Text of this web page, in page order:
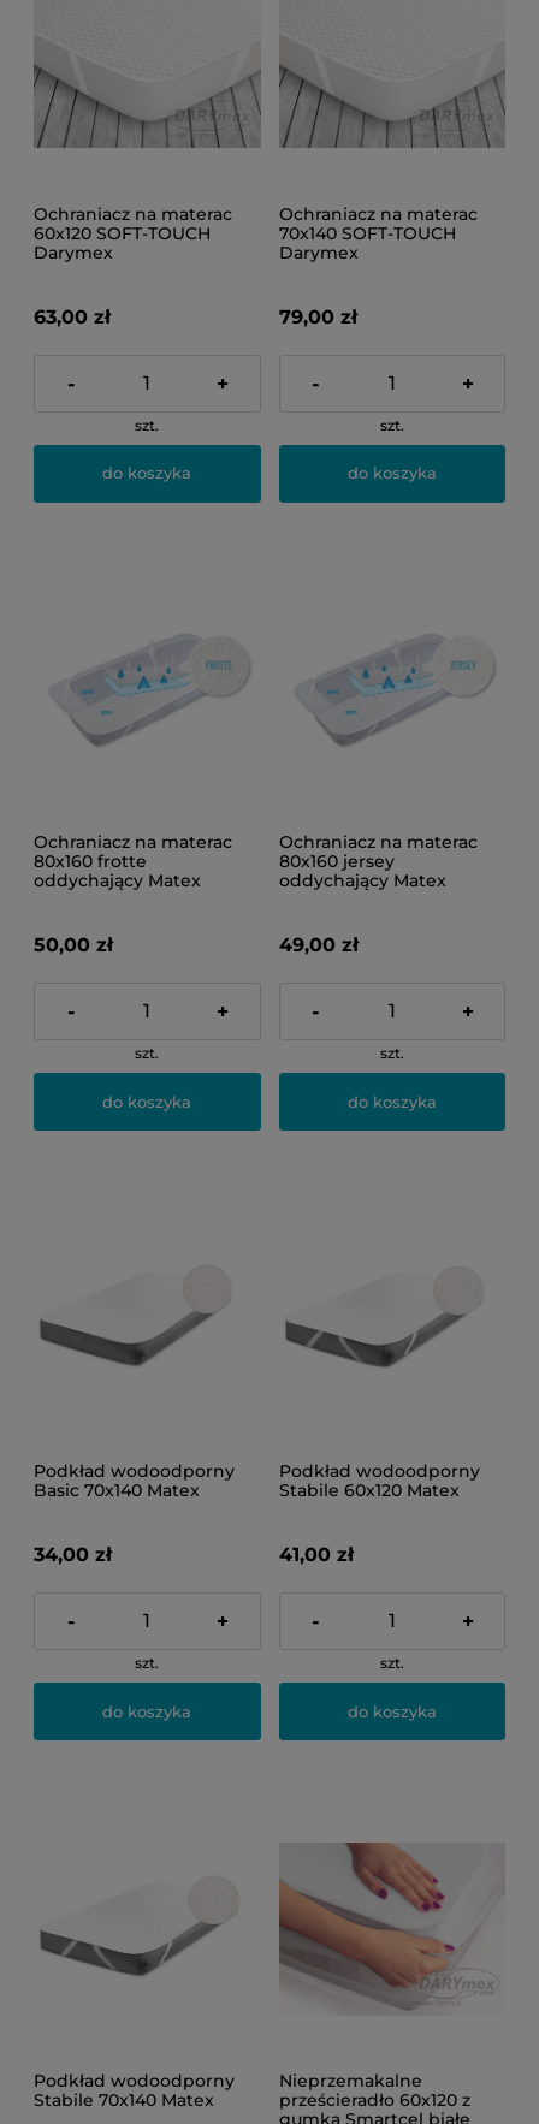
Ochraniacz na materac
60x120 SOFT-TOUCH
Darymex
63,00 zł
- +
szt.
do koszyka
Ochraniacz na materac
70x140 SOFT-TOUCH
Darymex
79,00 zł
- +
szt.
do koszyka
Ochraniacz na materac
80x160 frotte
oddychający Matex
50,00 zł
- +
szt.
do koszyka
Ochraniacz na materac
80x160 jersey
oddychający Matex
49,00 zł
- +
szt.
do koszyka
Podkład wodoodporny
Basic 70x140 Matex
34,00 zł
- +
szt.
do koszyka
Podkład wodoodporny
Stabile 60x120 Matex
41,00 zł
- +
szt.
do koszyka
Podkład wodoodporny
Stabile 70x140 Matex
Nieprzemakalne
prześcieradło 60x120 z
gumką Smartcel białe